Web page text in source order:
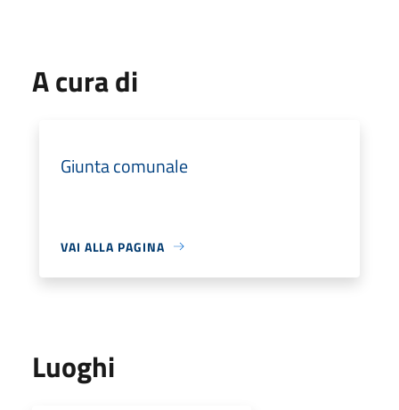
A cura di
Giunta comunale
VAI ALLA PAGINA
Luoghi